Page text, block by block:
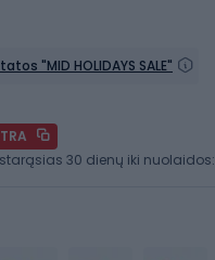
"MID HOLIDAYS SALE"
30 dienų iki nuolaidos: